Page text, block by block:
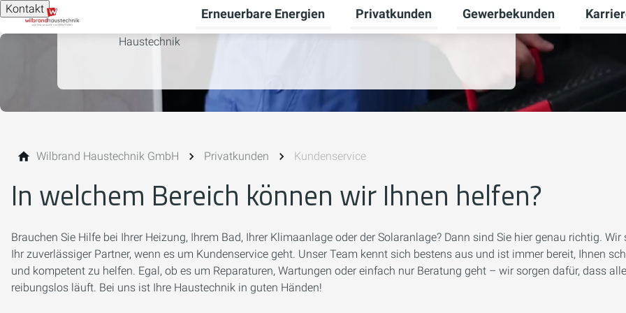
Kontakt Erneuerbare Energien
Untermenü für Erneuerbare Energien umschalten
Privatkunden
Untermenü für Privatkunden
Gewerbekunden
Zuverlässiger Service und professionelle Hilfe von Wilbrand
Haustechnik
Wilbrand Haustechnik GmbH Privatkunden Kundenservice
In welchem Bereich können wir Ihnen helfen?
Brauchen Sie Hilfe bei Ihrer Heizung, Ihrem Bad, Ihrer Klimaanlage oder der Solaranlage? Dann sind Sie hier genau richtig. Wir
Ihr zuverlässiger Partner, wenn es um Kundenservice geht. Unser Team kennt sich bestens aus und ist immer bereit, Ihnen
und kompetent zu helfen. Egal, ob es um Reparaturen, Wartungen oder einfach nur Beratung geht – wir sorgen dafür, dass
reibungslos läuft. Bei uns ist Ihre Haustechnik in guten Händen!